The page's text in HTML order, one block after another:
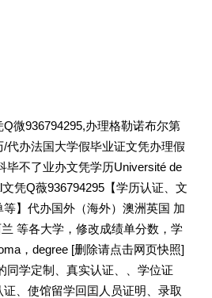
微936794295,办理格勒诺布尔第
代办法国大学假毕业证文凭办理假
毕不了业办文凭学历Université de
凭Q薇936794295【学历认证、文
】代办国外（海外）澳洲英国 加
等各大学，修改成绩单分数，学
，degree [删除请点击网页快照]
同学定制、真实认证、、学位证
、使馆留学回囯人员证明、录取